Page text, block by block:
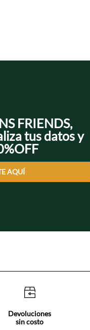
FRIENDS,
tus datos y
AQUÍ
Devoluciones
sin costo